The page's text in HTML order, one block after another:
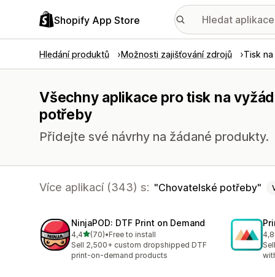
Shopify App Store
Hledání produktů Možnosti zajišťování zdrojů Tisk
Všechny aplikace pro tisk na
potřeby
Přidejte své návrhy na žádané produkty.
Více aplikací (343) s: Chovatelské potřeby
NinjaPOD: DTF Print on Demand
4,4z 5 hvězd
(70)
Celkový počet recenzí: 70
•Free to install
Sell 2,500+ custom dropshipped DTF
print-on-demand products
4,8